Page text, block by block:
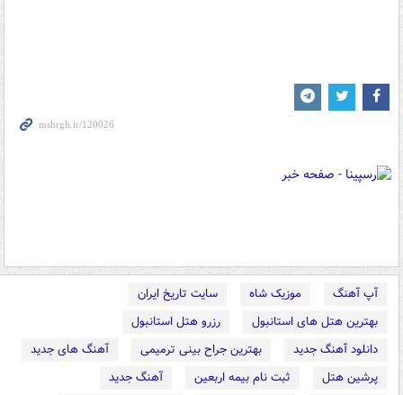
آپ آهنگ موزیک شاه
سایت تاریخ ایران
بهترین هتل های استانبول
رزرو هتل استانبول
دانلود آهنگ جدید
بهترین جراح بینی ترمیمی
آهنگ های جدید
پرشین هتل
ثبت نام بیمه اربعین
آهنگ جدید